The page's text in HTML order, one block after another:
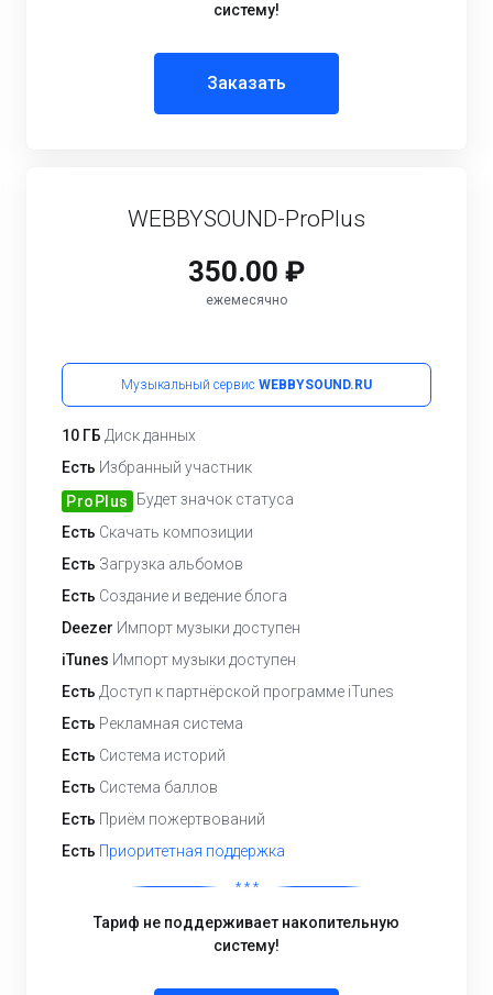
систему!
Заказать
WEBBYSOUND-ProPlus
350.00 ₽
ежемесячно
Музыкальный сервис WEBBYSOUND.RU
10 ГБ Диск данных
Есть Избранный участник
ProPlus
Будет значок статуса
Есть Скачать композиции
Есть Загрузка альбомов
Есть Создание и ведение блога
Deezer Импорт музыки доступен
iTunes Импорт музыки доступен
Есть Доступ к партнёрской программе iTunes
Есть Рекламная система
Есть Система историй
Есть Система баллов
Есть Приём пожертвований
Есть Приоритетная поддержка
* * *
Тариф не поддерживает накопительную
систему!